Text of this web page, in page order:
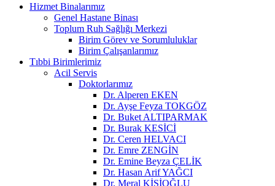
Hizmet Binalarımız
Genel Hastane Binası
Toplum Ruh Sağlığı Merkezi
Birim Görev ve Sorumluluklar
Birim Çalışanlarımız
Tıbbi Birimlerimiz
Acil Servis
Doktorlarımız
Dr. Alperen EKEN
Dr. Ayşe Feyza TOKGÖZ
Dr. Buket ALTIPARMAK
Dr. Burak KESİCİ
Dr. Ceren HELVACI
Dr. Emre ZENGİN
Dr. Emine Beyza ÇELİK
Dr. Hasan Arif YAĞCI
Dr. Meral KİŞİOĞLU